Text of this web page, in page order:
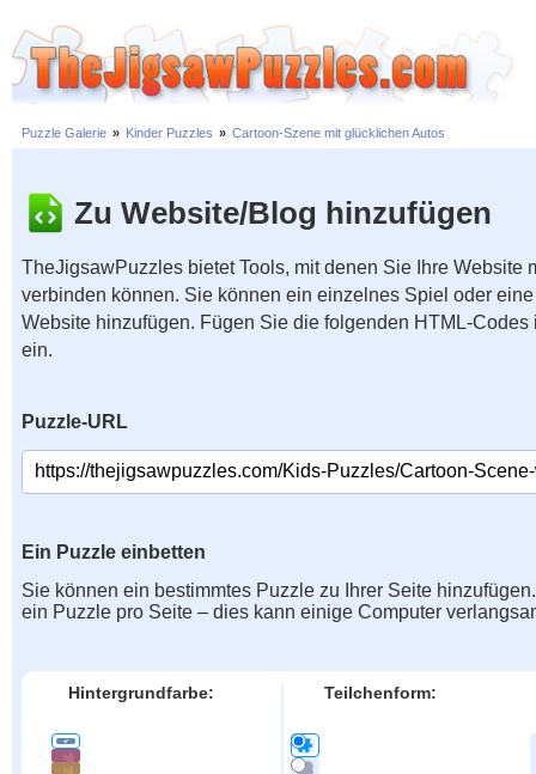
Puzzle Galerie » Kinder Puzzles » Cartoon-Szene mit glücklichen Autos
Zu Website/Blog hinzufügen
TheJigsawPuzzles bietet Tools, mit denen Sie Ihre Website
verbinden können. Sie können ein einzelnes Spiel oder
Website hinzufügen. Fügen Sie die folgenden HTML-
ein.
Puzzle-URL
Ein Puzzle einbetten
Sie können ein bestimmtes Puzzle zu Ihrer Seite
ein Puzzle pro Seite – dies kann einige Computer
Hintergrundfarbe: Teilchenform: